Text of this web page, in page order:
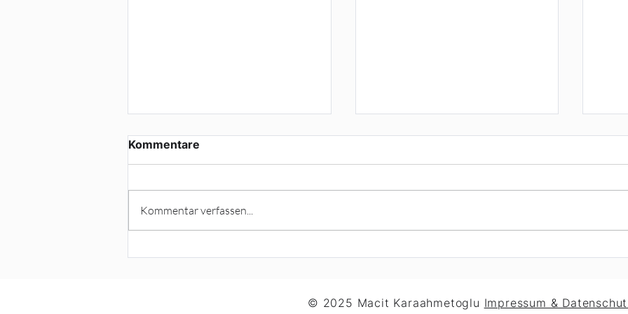
Termine Newsletter
Kommentare
Kommentar verfassen...
© 2025 Macit Karaahmetoglu Impressum &